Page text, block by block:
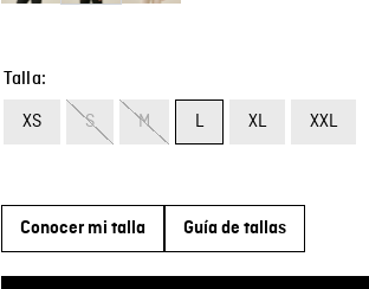
Talla
XS S M L XL XXL
Conocer mi talla Guía de tallas